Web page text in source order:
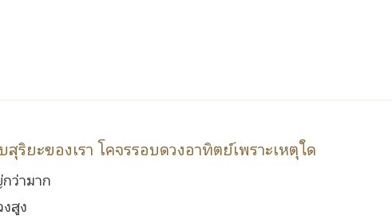
สุริยะของเรา โคจรรอบดวงอาทิตย์เพราะเหตุใด
ว่ามาก
สูง